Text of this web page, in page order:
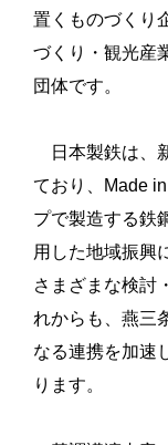
置くものづくり
づくり・観光産
団体です。
日本製鉄は、
ており、Made
プで製造する鉄
用した地域振興
さまざまな検討
れからも、燕三
なる連携を加速
ります。